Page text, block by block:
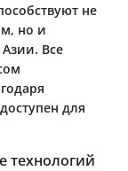
не
но и
Все
для
технологий